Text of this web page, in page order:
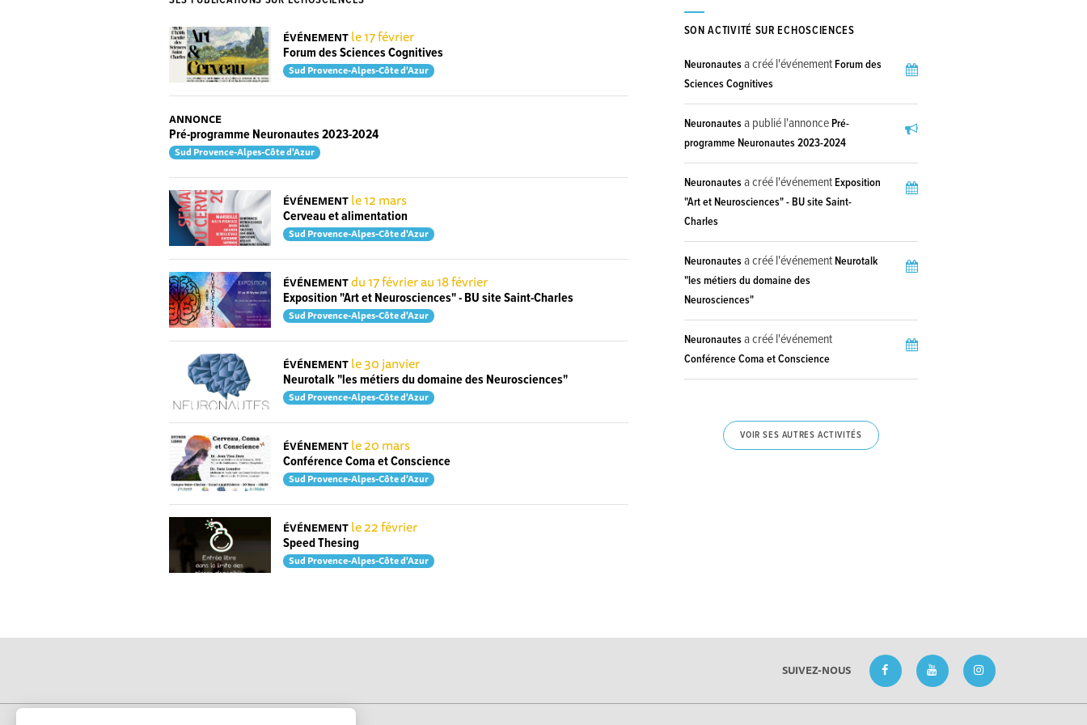
ÉVÉNEMENT le 17 février
Forum des Sciences Cognitives
Sud Provence-Alpes-Côte d'Azur
ANNONCE
Pré-programme Neuronautes 2023-2024
Sud Provence-Alpes-Côte d'Azur
ÉVÉNEMENT le 12 mars
Cerveau et alimentation
Sud Provence-Alpes-Côte d'Azur
ÉVÉNEMENTdu 17 février au 18 février
Exposition "Art et Neurosciences" - BU site Saint-Charles
Sud Provence-Alpes-Côte d'Azur
ÉVÉNEMENT le 30 janvier
Neurotalk "les métiers du domaine des Neurosciences"
Sud Provence-Alpes-Côte d'Azur
ÉVÉNEMENT le 20 mars
Conférence Coma et Conscience
Sud Provence-Alpes-Côte d'Azur
ÉVÉNEMENT le 22 février
Speed Thesing
Sud Provence-Alpes-Côte d'Azur
SON ACTIVITÉ SUR ECHOSCIENCES
Neuronautes a créé l'événementForum des
Sciences Cognitives
Neuronautes a publié l'annoncePré-
programme Neuronautes 2023-2024
Neuronautes a créé l'événementExposition
"Art et Neurosciences" - BU site Saint-
Charles
Neuronautes a créé l'événementNeurotalk
"les métiers du domaine des
Neurosciences"
Neuronautes a créé l'événement
Conférence Coma et Conscience
VOIR SES AUTRES ACTIVITÉS
SUIVEZ-NOUS